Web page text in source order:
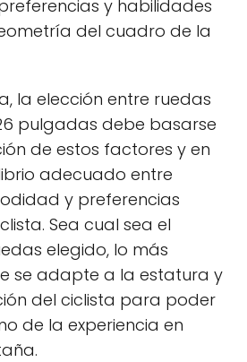
y habilidades
del cuadro de la
la elección entre ruedas
pulgadas debe basarse
de estos factores y en
adecuado entre
y preferencias
Sea cual sea el
elegido, lo más
se adapte a la estatura y
del ciclista para poder
de la experiencia en